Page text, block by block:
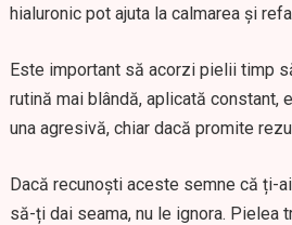
hialuronic pot ajuta la calmarea și
Este important să acorzi pielii timp
rutină mai blândă, aplicată constant,
una agresivă, chiar dacă promite
Dacă recunoști aceste semne că ți-
să-ți dai seama, nu le ignora. Pielea